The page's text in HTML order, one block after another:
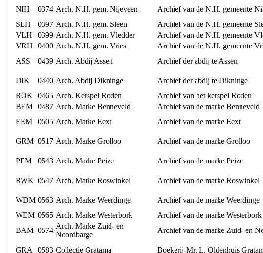
NIH 0374 Arch. N.H. gem. Nijeveen Archief van de N.H. gemeente
SLH
0397 Arch. N.H. gem. Sleen Archief van de N.H. gemeente
VLH
0399 Arch. N.H. gem. Vledder Archief van de N.H. gemeente
VRH
0400 Arch. N.H. gem. Vries Archief van de N.H. gemeente
ASS
0439 Arch. Abdij Assen Archief der abdij te Assen
DIK 0440 Arch. Abdij Dikninge Archief der abdij te Dikninge
ROK
0465 Arch. Kerspel Roden Archief van het kerspel Roden
BEM 0487 Arch. Marke Benneveld Archief van de marke Benneveld
EEM
0505 Arch. Marke Eext Archief van de marke Eext
GRM 0517 Arch. Marke Grolloo Archief van de marke Grolloo
PEM 0543 Arch. Marke Peize Archief van de marke Peize
RWK 0547 Arch. Marke Roswinkel Archief van de marke Roswinkel
WDM 0563 Arch. Marke Weerdinge Archief van de marke Weerdinge
WEM 0565 Arch. Marke Westerbork Archief van de marke Westerbork
BAM 0574
Arch. Marke Zuid- en
Noordbarge
Archief van de marke Zuid- en
GRA 0583 Collectie Gratama Boekerij-Mr. L. Oldenhuis